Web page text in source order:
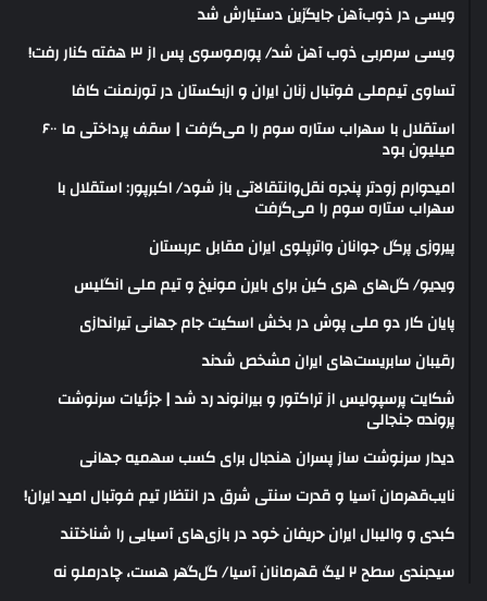
ویسی در ذوب‌آهن جایگزین دستیارش شد
ویسی سرمربی ذوب آهن شد/ پورموسوی پس از ۳ هفته کنار رفت!
تساوی تیم‌ملی فوتبال زنان ایران و ازبکستان در تورنمنت کافا
استقلال با سهراب ستاره سوم را می‌گرفت | سقف پرداختی ما ۶۰۰
میلیون بود
امیدوارم زودتر پنجره نقل‌وانتقالاتی باز شود/ اکبرپور: استقلال با
سهراب ستاره سوم را می‌گرفت
پیروزی پرگل جوانان واترپلوی ایران مقابل عربستان
ویدیو/ گل‌های هری‌ کین برای بایرن مونیخ و تیم ملی انگلیس
پایان کار دو ملی پوش در بخش اسکیت جام جهانی تیراندازی
رقیبان سابریست‌های ایران مشخص شدند
شکایت پرسپولیس از تراکتور و بیرانوند رد شد | جزئیات سرنوشت
پرونده جنجالی
دیدار سرنوشت ساز پسران هندبال برای کسب سهمیه جهانی
نایب‌قهرمان آسیا و قدرت سنتی شرق در انتظار تیم فوتبال امید ایران!
کبدی و والیبال ایران حریفان خود در بازی‌های آسیایی را شناختند
سیدبندی سطح ۲ لیگ قهرمانان آسیا/ گل‌گهر هست، چادرملو نه